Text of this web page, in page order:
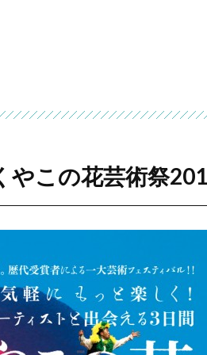
やこの花芸術祭